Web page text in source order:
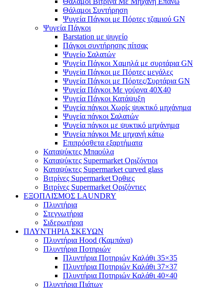
Θάλαμοι Συντήρηση
Ψυγεία Πάγκοι με Πόρτες τζαμιού GN
Ψυγεία Πάγκοι
Barstation με ψυγείο
Πάγκοι συντήρησης πίτσας
Ψυγείο Σαλατών
Ψυγεία Πάγκοι Χαμηλά με συρτάρια GN
Ψυγεία Πάγκοι με Πόρτες μεγάλες
Ψυγεία Πάγκοι με Πόρτες/Συρτάρια GN
Ψυγεία Πάγκοι Με γούρνα 40Χ40
Ψυγεία Πάγκοι Κατάψυξη
Ψυγεία πάγκοι Χωρίς ψυκτικό μηχάνημα
Ψυγεία πάγκοι Σαλατών
Ψυγεία πάγκοι με ψυκτικό μηχάνημα
Ψυγεία πάγκοι Με μηχανή κάτω
Επιπρόσθετα εξαρτήματα
Καταψύκτες Μπαούλα
Καταψύκτες Supermarket Οριζόντιοι
Καταψύκτες Supermarket curved glass
Βιτρίνες Supermarket Όρθιες
Βιτρίνες Supermarket Οριζόντιες
ΕΞΟΠΛΙΣΜΟΣ LAUNDRY
Πλυντήρια
Στεγνωτήρια
Σιδερωτήρια
ΠΛΥΝΤΗΡΙΑ ΣΚΕΥΩΝ
Πλυντήρια Hood (Καμπάνα)
Πλυντήρια Ποτηριών
Πλυντήρια Ποτηριών Καλάθι 35×35
Πλυντήρια Ποτηριών Καλάθι 37×37
Πλυντήρια Ποτηριών Καλάθι 40×40
Πλυντήρια Πιάτων